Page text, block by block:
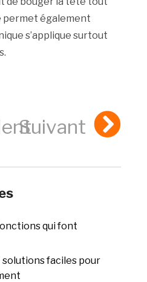
permet également
s’applique surtout
Suivant
qui font
solutions faciles pour